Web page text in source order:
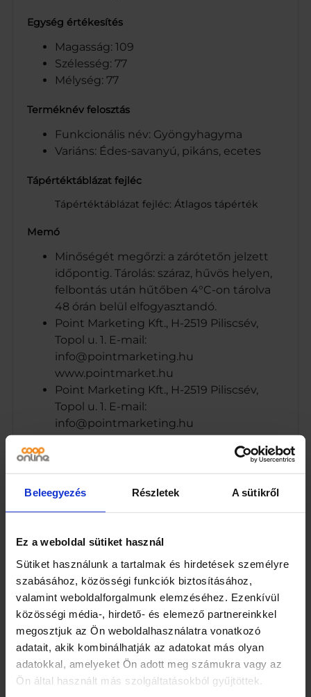
Beleegyezés Részletek A sütikről
Ez a weboldal sütiket használ
Sütiket használunk a tartalmak és hirdetések személyre
szabásához, közösségi funkciók biztosításához,
valamint weboldalforgalmunk elemzéséhez. Ezenkívül
közösségi média-, hirdető- és elemező partnereinkkel
megosztjuk az Ön weboldalhasználatra vonatkozó
adatait, akik kombinálhatják az adatokat más olyan
adatokkal, amelyeket Ön adott meg számukra vagy az
Ön által használt más szolgáltatásokból gyűjtöttek.
Egység értékesítés
Magasság: 109
Szélesség: 77
Mélység: 77
Terméknév felosztás
Funkcionális név: Gyöngyhagyma
Variáns: Édes-savanyú, pikáns, ecetes
Tápértéktáblázat fejléc
Tápértéktáblázat fejléc: Átlagos tápérték
Memó
Minőségét megőrzi: a zárótetőn jelzett
időpontig. Tárolás: száraz, hűvös helyen,
felbontás után hűtőben 4°C-on tárolva
48 órán belül elfogyasztandó.
Point Marketing Kft., H-2519 Piliscsév,
Topol u. 1. E-mail:
info@pointmarketing.hu
www.pointmarket.hu
Point Marketing Kft., H-2519 Piliscsév,
Topol u. 1. E-mail:
info@pointmarketing.hu
Ecetes gyöngyhagyma, édes-savanyú,
pikáns. Pasztőrözött.
H-2519 Piliscsév, Topol u. 1.
Kofa
320
Egység (szabadon)
g